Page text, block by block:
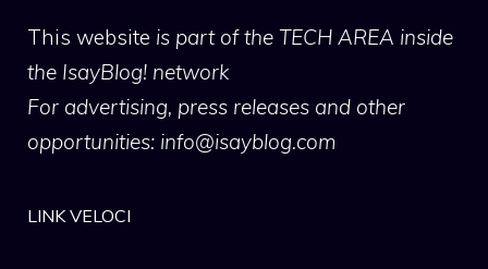
This website is part of the TECH AREA inside
the IsayBlog! network
For advertising, press releases and other
opportunities: info@isayblog.com
LINK VELOCI